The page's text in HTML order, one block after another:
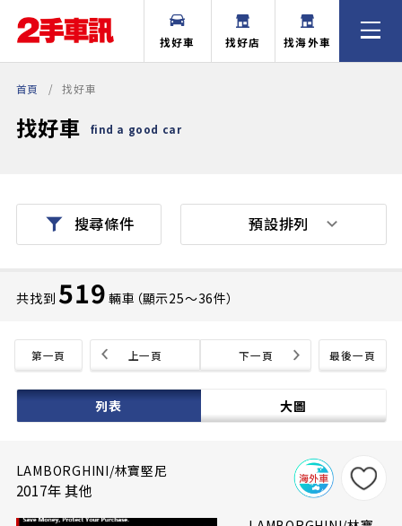
找好車 找好店 找海外車
首頁 找好車
找好車 find a good car
搜尋條件
共找到 519 輛車（顯示25〜36件）
第一頁 最後一頁
上一頁 下一頁
列表 大圖
預設排列
LAMBORGHINI/林寶堅尼
2017年 其他